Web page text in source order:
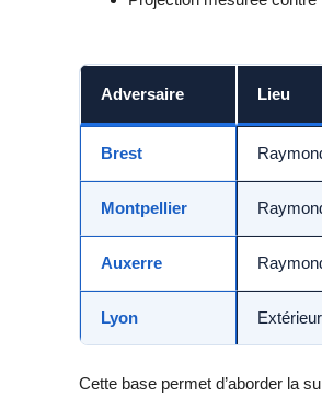
Adversaire Lieu
Brest
Montpellier
Auxerre
Lyon Extérieur
Cette base permet d’aborder la